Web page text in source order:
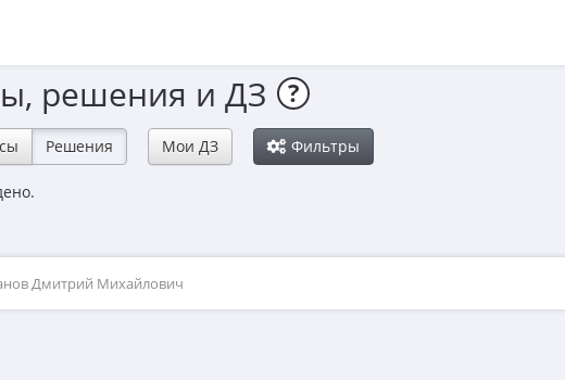
решения и ДЗ ?
Решения Мои ДЗ Фильтры
Дмитрий Михайлович